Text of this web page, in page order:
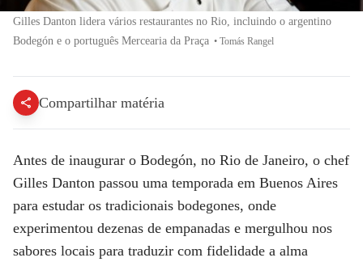
Gilles Danton lidera vários restaurantes no Rio, incluindo o argentino
Bodegón e o português Mercearia da Praça • Tomás Rangel
Compartilhar matéria
Antes de inaugurar o Bodegón, no Rio de Janeiro, o chef
Gilles Danton passou uma temporada em Buenos Aires
para estudar os tradicionais bodegones, onde
experimentou dezenas de empanadas e mergulhou nos
sabores locais para traduzir com fidelidade a alma